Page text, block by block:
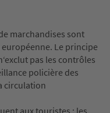
marchandises sont
Le principe
pas les contrôles
policière des
circulation